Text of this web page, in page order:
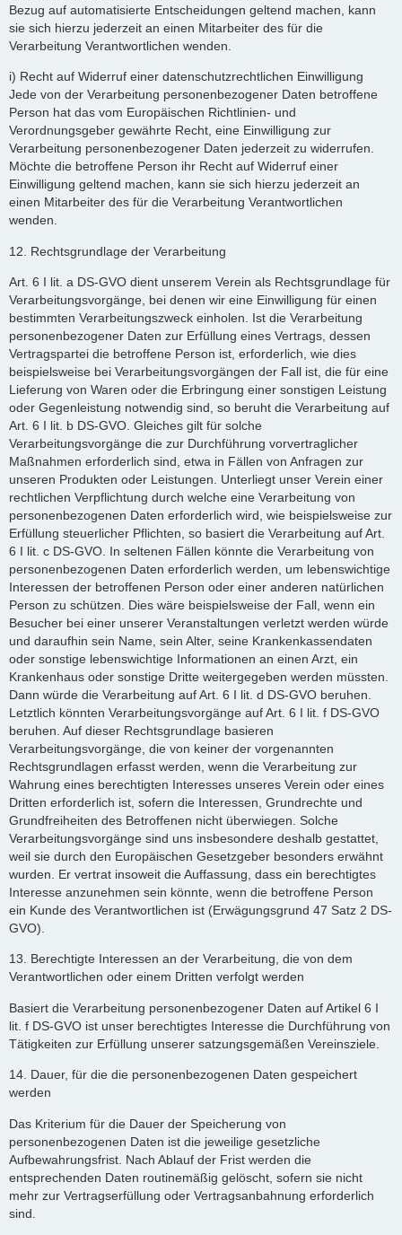
Bezug auf automatisierte Entscheidungen geltend machen, kann
sie sich hierzu jederzeit an einen Mitarbeiter des für die
Verarbeitung Verantwortlichen wenden.
i) Recht auf Widerruf einer datenschutzrechtlichen Einwilligung
Jede von der Verarbeitung personenbezogener Daten betroffene
Person hat das vom Europäischen Richtlinien- und
Verordnungsgeber gewährte Recht, eine Einwilligung zur
Verarbeitung personenbezogener Daten jederzeit zu widerrufen.
Möchte die betroffene Person ihr Recht auf Widerruf einer
Einwilligung geltend machen, kann sie sich hierzu jederzeit an
einen Mitarbeiter des für die Verarbeitung Verantwortlichen
wenden.
12. Rechtsgrundlage der Verarbeitung
Art. 6 I lit. a DS-GVO dient unserem Verein als Rechtsgrundlage für
Verarbeitungsvorgänge, bei denen wir eine Einwilligung für einen
bestimmten Verarbeitungszweck einholen. Ist die Verarbeitung
personenbezogener Daten zur Erfüllung eines Vertrags, dessen
Vertragspartei die betroffene Person ist, erforderlich, wie dies
beispielsweise bei Verarbeitungsvorgängen der Fall ist, die für eine
Lieferung von Waren oder die Erbringung einer sonstigen Leistung
oder Gegenleistung notwendig sind, so beruht die Verarbeitung auf
Art. 6 I lit. b DS-GVO. Gleiches gilt für solche
Verarbeitungsvorgänge die zur Durchführung vorvertraglicher
Maßnahmen erforderlich sind, etwa in Fällen von Anfragen zur
unseren Produkten oder Leistungen. Unterliegt unser Verein einer
rechtlichen Verpflichtung durch welche eine Verarbeitung von
personenbezogenen Daten erforderlich wird, wie beispielsweise zur
Erfüllung steuerlicher Pflichten, so basiert die Verarbeitung auf Art.
6 I lit. c DS-GVO. In seltenen Fällen könnte die Verarbeitung von
personenbezogenen Daten erforderlich werden, um lebenswichtige
Interessen der betroffenen Person oder einer anderen natürlichen
Person zu schützen. Dies wäre beispielsweise der Fall, wenn ein
Besucher bei einer unserer Veranstaltungen verletzt werden würde
und daraufhin sein Name, sein Alter, seine Krankenkassendaten
oder sonstige lebenswichtige Informationen an einen Arzt, ein
Krankenhaus oder sonstige Dritte weitergegeben werden müssten.
Dann würde die Verarbeitung auf Art. 6 I lit. d DS-GVO beruhen.
Letztlich könnten Verarbeitungsvorgänge auf Art. 6 I lit. f DS-GVO
beruhen. Auf dieser Rechtsgrundlage basieren
Verarbeitungsvorgänge, die von keiner der vorgenannten
Rechtsgrundlagen erfasst werden, wenn die Verarbeitung zur
Wahrung eines berechtigten Interesses unseres Verein oder eines
Dritten erforderlich ist, sofern die Interessen, Grundrechte und
Grundfreiheiten des Betroffenen nicht überwiegen. Solche
Verarbeitungsvorgänge sind uns insbesondere deshalb gestattet,
weil sie durch den Europäischen Gesetzgeber besonders erwähnt
wurden. Er vertrat insoweit die Auffassung, dass ein berechtigtes
Interesse anzunehmen sein könnte, wenn die betroffene Person
ein Kunde des Verantwortlichen ist (Erwägungsgrund 47 Satz 2 DS-
GVO).
13. Berechtigte Interessen an der Verarbeitung, die von dem
Verantwortlichen oder einem Dritten verfolgt werden
Basiert die Verarbeitung personenbezogener Daten auf Artikel 6 I
lit. f DS-GVO ist unser berechtigtes Interesse die Durchführung von
Tätigkeiten zur Erfüllung unserer satzungsgemäßen Vereinsziele.
14. Dauer, für die die personenbezogenen Daten gespeichert
werden
Das Kriterium für die Dauer der Speicherung von
personenbezogenen Daten ist die jeweilige gesetzliche
Aufbewahrungsfrist. Nach Ablauf der Frist werden die
entsprechenden Daten routinemäßig gelöscht, sofern sie nicht
mehr zur Vertragserfüllung oder Vertragsanbahnung erforderlich
sind.